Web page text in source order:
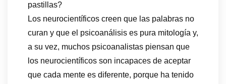
pastillas?
Los neurocientíficos creen que las palabras no
curan y que el psicoanálisis es pura mitología y,
a su vez, muchos psicoanalistas piensan que
los neurocientíficos son incapaces de aceptar
que cada mente es diferente, porque ha tenido